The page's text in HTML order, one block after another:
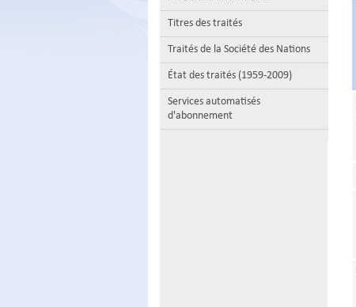
Titres des traités
Traités de la Société des Nations
État des traités (1959-2009)
Services automatisés
d'abonnement